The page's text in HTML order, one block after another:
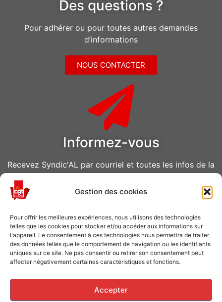
Gestion des cookies
Pour offrir les meilleures expériences, nous utilisons des technologies
telles que les cookies pour stocker et/ou accéder aux informations sur
l'appareil. Le consentement à ces technologies nous permettra de traiter
des données telles que le comportement de navigation ou les identifiants
uniques sur ce site. Ne pas consentir ou retirer son consentement peut
affecter négativement certaines caractéristiques et fonctions.
Accepter
Des questions ?
Pour adhérer ou pour toutes autres demandes
d’informations
NOUS CONTACTER
Informez-vous
Recevez Syndic'AL par courriel et toutes les infos de la
CGT Air Liquide
Caisse de grève